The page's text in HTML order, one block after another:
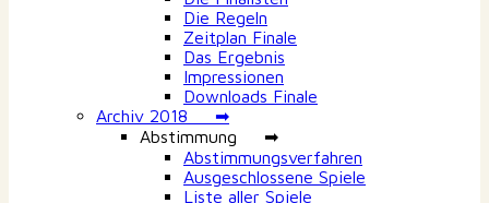
Die Regeln
Zeitplan Finale
Das Ergebnis
Impressionen
Downloads Finale
Archiv 2018 ➡
Abstimmung ➡
Abstimmungsverfahren
Ausgeschlossene Spiele
Liste aller Spiele